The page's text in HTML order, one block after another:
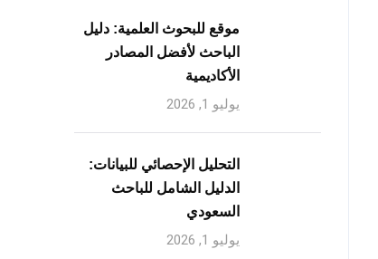
موقع للبحوث العلمية: دليل
الباحث لأفضل المصادر
الأكاديمية
يوليو 1, 2026
التحليل الإحصائي للبيانات:
الدليل الشامل للباحث
السعودي
يوليو 1, 2026